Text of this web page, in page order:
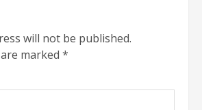
will not be published.
marked *